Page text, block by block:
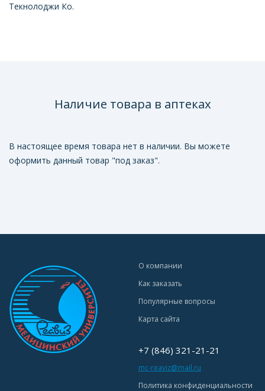
Текнолоджи Ко.
Наличие товара в аптеках
В настоящее время товара нет в наличии. Вы можете
оформить данный товар "под заказ".
О компании
Как заказать
Популярные вопросы
Карта сайта
+7 (846) 321-21-21
mc-reaviz@mail.ru
Политика конфиденциальности